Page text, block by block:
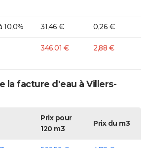
10,0% 31,46 € 0,26 €
346,01 € 2,88 €
la facture d'eau à Villers-
Prix pour
120 m3
Prix du m3